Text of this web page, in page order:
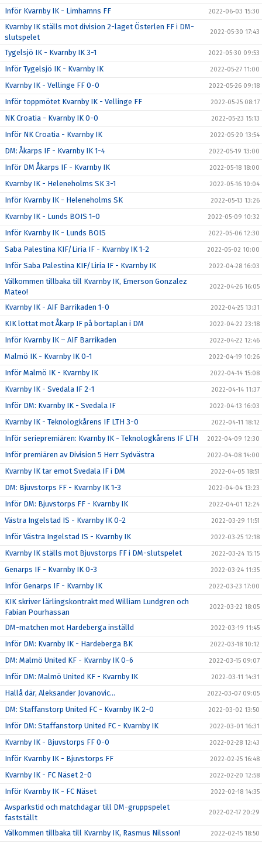
Inför Kvarnby IK - Limhamns FF 2022-06-03 15:30
Kvarnby IK ställs mot division 2-laget Österlen FF i DM-
slutspelet
2022-05-30 17:43
Tygelsjö IK - Kvarnby IK 3-1 2022-05-30 09:53
Inför Tygelsjö IK - Kvarnby IK 2022-05-27 11:00
Kvarnby IK - Vellinge FF 0-0 2022-05-26 09:18
Inför toppmötet Kvarnby IK - Vellinge FF 2022-05-25 08:17
NK Croatia - Kvarnby IK 0-0 2022-05-23 15:13
Inför NK Croatia - Kvarnby IK 2022-05-20 13:54
DM: Åkarps IF - Kvarnby IK 1-4 2022-05-19 13:00
Inför DM Åkarps IF - Kvarnby IK 2022-05-18 18:00
Kvarnby IK - Heleneholms SK 3-1 2022-05-16 10:04
Inför Kvarnby IK - Heleneholms SK 2022-05-13 13:26
Kvarnby IK - Lunds BOIS 1-0 2022-05-09 10:32
Inför Kvarnby IK - Lunds BOIS 2022-05-06 12:30
Saba Palestina KIF/Liria IF - Kvarnby IK 1-2 2022-05-02 10:00
Inför Saba Palestina KIF/Liria IF - Kvarnby IK 2022-04-28 16:03
Välkommen tillbaka till Kvarnby IK, Emerson Gonzalez
Mateo!
2022-04-26 16:05
Kvarnby IK - AIF Barrikaden 1-0 2022-04-25 13:31
KIK lottat mot Åkarp IF på bortaplan i DM 2022-04-22 23:18
Inför Kvarnby IK – AIF Barrikaden 2022-04-22 12:46
Malmö IK - Kvarnby IK 0-1 2022-04-19 10:26
Inför Malmö IK - Kvarnby IK 2022-04-14 15:08
Kvarnby IK - Svedala IF 2-1 2022-04-14 11:37
Inför DM: Kvarnby IK - Svedala IF 2022-04-13 16:03
Kvarnby IK - Teknologkårens IF LTH 3-0 2022-04-11 18:12
Inför seriepremiären: Kvarnby IK - Teknologkårens IF LTH 2022-04-09 12:30
Inför premiären av Division 5 Herr Sydvästra 2022-04-08 14:00
Kvarnby IK tar emot Svedala IF i DM 2022-04-05 18:51
DM: Bjuvstorps FF - Kvarnby IK 1-3 2022-04-04 13:23
Inför DM: Bjuvstorps FF - Kvarnby IK 2022-04-01 12:24
Västra Ingelstad IS - Kvarnby IK 0-2 2022-03-29 11:51
Inför Västra Ingelstad IS - Kvarnby IK 2022-03-25 12:18
Kvarnby IK ställs mot Bjuvstorps FF i DM-slutspelet 2022-03-24 15:15
Genarps IF - Kvarnby IK 0-3 2022-03-24 11:35
Inför Genarps IF - Kvarnby IK 2022-03-23 17:00
KIK skriver lärlingskontrakt med William Lundgren och
Fabian Pourhassan
2022-03-22 18:05
DM-matchen mot Hardeberga inställd 2022-03-19 11:45
Inför DM: Kvarnby IK - Hardeberga BK 2022-03-18 10:12
DM: Malmö United KF - Kvarnby IK 0-6 2022-03-15 09:07
Inför DM: Malmö United KF - Kvarnby IK 2022-03-11 14:31
Hallå där, Aleksander Jovanovic... 2022-03-07 09:05
DM: Staffanstorp United FC - Kvarnby IK 2-0 2022-03-02 13:50
Inför DM: Staffanstorp United FC - Kvarnby IK 2022-03-01 16:31
Kvarnby IK - Bjuvstorps FF 0-0 2022-02-28 12:43
Inför Kvarnby IK - Bjuvstorps FF 2022-02-25 16:48
Kvarnby IK - FC Näset 2-0 2022-02-20 12:58
Inför Kvarnby IK - FC Näset 2022-02-18 14:35
Avsparkstid och matchdagar till DM-gruppspelet
fastställt
2022-02-17 20:29
Välkommen tillbaka till Kvarnby IK, Rasmus Nilsson! 2022-02-15 18:50